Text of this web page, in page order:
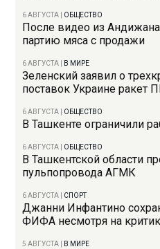
6 АВГУСТА ОБЩЕСТВО
После видео из
партию мяса с продажи
6 АВГУСТА В МИРЕ
Зеленский заявил о
поставок Украине ракет
6 АВГУСТА ОБЩЕСТВО
В Ташкенте ограничили
6 АВГУСТА ОБЩЕСТВО
В Ташкентской области
пульпопровода АГМК
6 АВГУСТА СПОРТ
Джанни Инфантино
ФИФА несмотря на
5 АВГУСТА В МИРЕ